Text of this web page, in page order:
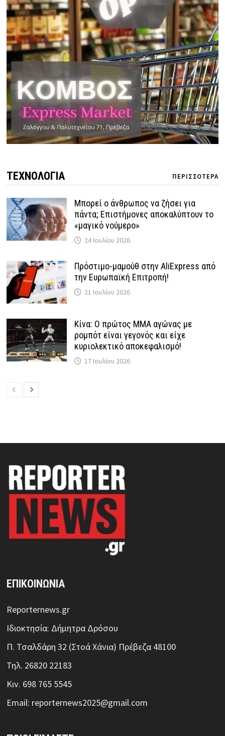
ΤΕΧΝΟΛΟΓΙΑ ΠΕΡΙΣΣΟΤΕΡΑ
Μπορεί ο άνθρωπος να ζήσει για
πάντα; Επιστήμονες αποκαλύπτουν το
«μαγικό νούμερο»
24 Ιουλίου 2026
Πρόστιμο-μαμούθ στην AliExpress από
την Ευρωπαϊκή Επιτροπή!
21 Ιουλίου 2026
Κίνα: Ο πρώτος MMA αγώνας με
ρομπότ είναι γεγονός και είχε
κυριολεκτικό αποκεφαλισμό!
17 Ιουλίου 2026
ΕΠΙΚΟΙΝΩΝΙΑ
Reporternews.gr
Ιδιοκτησία: Δήμητρα Δρόσου
Π. Τσαλδάρη 32 (Στοά Χάνια) Πρέβεζα 48100
Τηλ. 26820 22183
Κιν. 698 765 5545
Email: reporternews2025@gmail.com